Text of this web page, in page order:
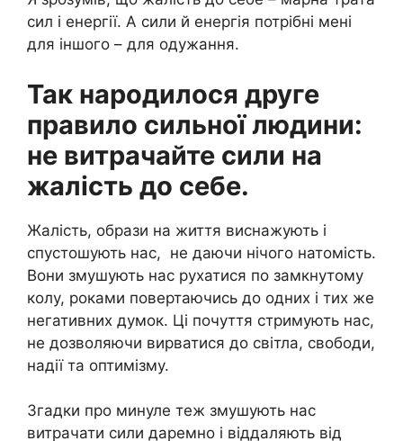
сил і енергії. А сили й енергія потрібні мені
для іншого – для одужання.
Так народилося друге
правило сильної людини:
не витрачайте сили на
жалість до себе.
Жалість, образи на життя виснажують і
спустошують нас, не даючи нічого натомість.
Вони змушують нас рухатися по замкнутому
колу, роками повертаючись до одних і тих же
негативних думок. Ці почуття стримують нас,
не дозволяючи вирватися до світла, свободи,
надії та оптимізму.
Згадки про минуле теж змушують нас
витрачати сили даремно і віддаляють від